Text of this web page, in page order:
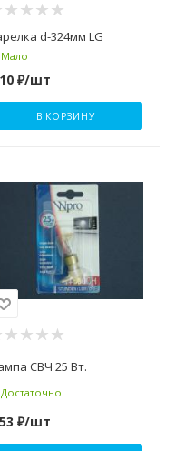
d-324мм LG
Мало
₽/шт
В КОРЗИНУ
СВЧ 25 Вт.
Достаточно
₽/шт